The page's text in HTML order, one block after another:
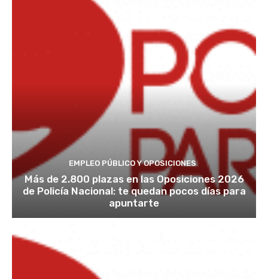
EMPLEO PÚBLICO Y OPOSICIONES
Más de 2.800 plazas en las Oposiciones 2026
de Policía Nacional: te quedan pocos días para
apuntarte